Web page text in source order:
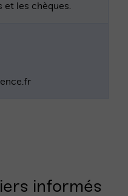
et les chèques.
informés